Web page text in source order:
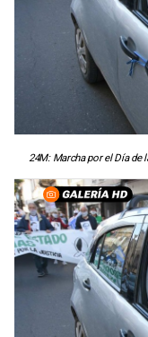
24M: Marcha por el Día de